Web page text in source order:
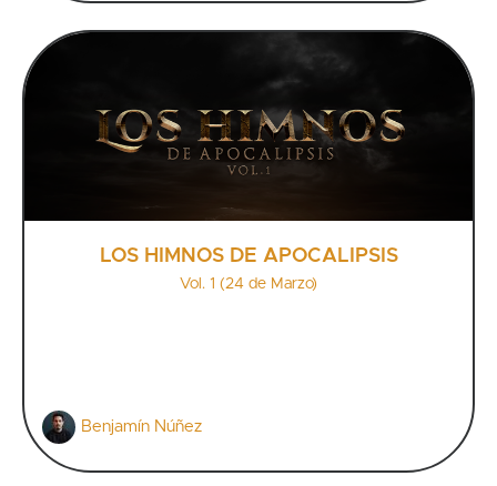
LOS HIMNOS DE APOCALIPSIS
Vol. 1 (24 de Marzo)
Benjamín Núñez